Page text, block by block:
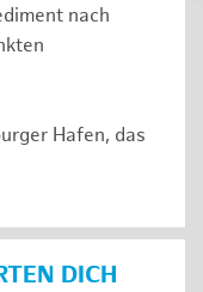
nach
Hafen, das
DICH